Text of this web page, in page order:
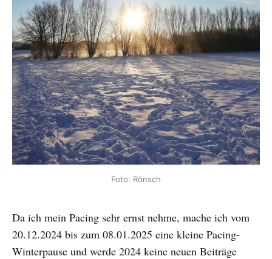
Foto: Rönsch
Da ich mein Pacing sehr ernst nehme, mache ich vom
20.12.2024 bis zum 08.01.2025 eine kleine Pacing-
Winterpause und werde 2024 keine neuen Beiträge